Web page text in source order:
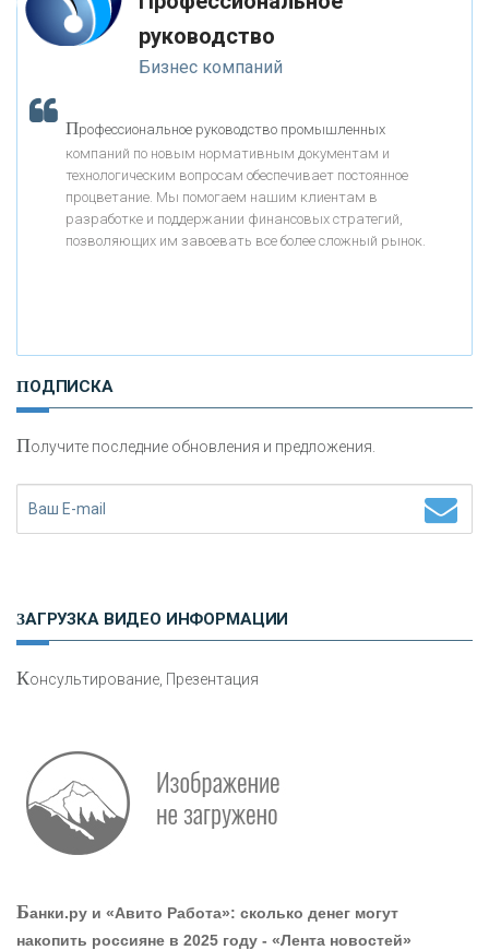
«АБСОЛЮТ БАНК»
«БАНК ВОЗРОЖДЕНИЕ»
АО «КРЕДИТ ЕВРОПА БАНК»
«НАЦИОНАЛЬНЫЙ КЛИРИНГОВЫЙ ЦЕНТР»
«ФК ОТКРЫТИЕ»
«ПРОМРЕГИОНБАНК»
ОНАС
КОНТАКТЫ
-- Люблю давать советы и очень не люблю, когда их дают мне.
руководство
Бизнес компаний
Профессиональное руководство промышленных
компаний по новым нормативным документам и
технологическим вопросам обеспечивает постоянное
процветание. Мы помогаем нашим клиентам в
разработке и поддержании финансовых стратегий,
позволяющих им завоевать все более сложный рынок.
ПОДПИСКА
Получите последние обновления и предложения.
ЗАГРУЗКА ВИДЕО ИНФОРМАЦИИ
Консультирование, Презентация
Банки.ру и «Авито Работа»: сколько денег могут
накопить россияне в 2025 году - «Лента новостей»